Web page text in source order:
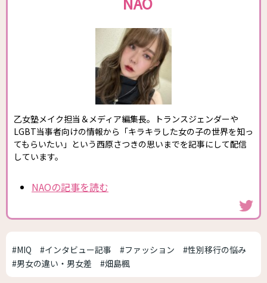
乙女塾メイク担当＆メディア編集長。トランスジェンダーや
LGBT当事者向けの情報から「キラキラした女の子の世界を知っ
てもらいたい」という西原さつきの思いまでを記事にして配信
しています。
NAOの記事を読む
#MIQ #インタビュー記事 #ファッション
#性別移行の悩み
#男女の違い・男女差
#畑島楓